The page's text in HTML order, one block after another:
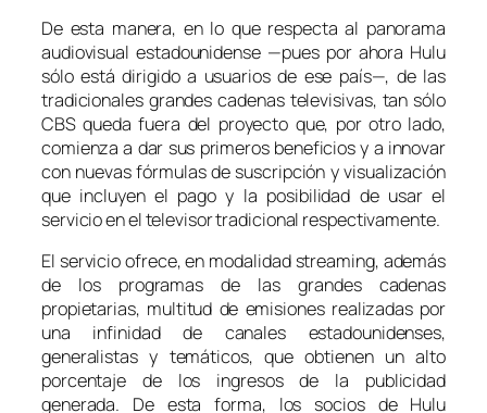
De esta manera, en lo que respecta al panorama
audiovisual estadounidense —pues por ahora Hulu
sólo está dirigido a usuarios de ese país—, de las
tradicionales grandes cadenas televisivas, tan sólo
CBS queda fuera del proyecto que, por otro lado,
comienza a dar sus primeros beneficios y a innovar
con nuevas fórmulas de suscripción y visualización
que incluyen el pago y la posibilidad de usar el
servicio en el televisor tradicional respectivamente.
El servicio ofrece, en modalidad streaming, además
de los programas de las grandes cadenas
propietarias, multitud de emisiones realizadas por
una infinidad de canales estadounidenses,
generalistas y temáticos, que obtienen un alto
porcentaje de los ingresos de la publicidad
generada. De esta forma, los socios de Hulu